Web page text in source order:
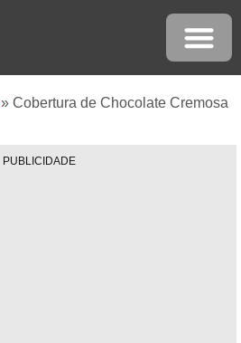
» Cobertura de Chocolate Cremosa
PUBLICIDADE